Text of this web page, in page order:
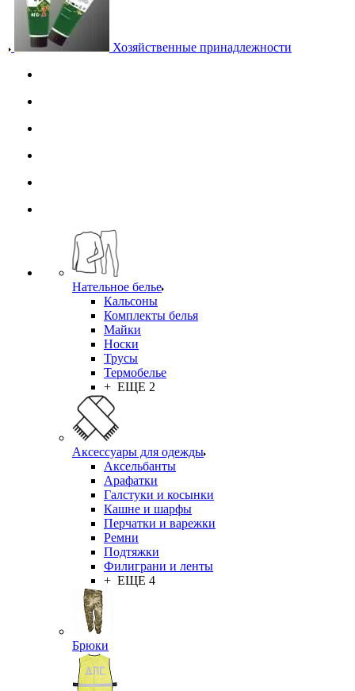
Хозяйственные принадлежности
Нательное белье
Кальсоны
Комплекты белья
Майки
Носки
Трусы
Термобелье
+ ЕЩЕ 2
Аксессуары для одежды
Аксельбанты
Арафатки
Галстуки и косынки
Кашне и шарфы
Перчатки и варежки
Ремни
Подтяжки
Филиграни и ленты
+ ЕЩЕ 4
Брюки